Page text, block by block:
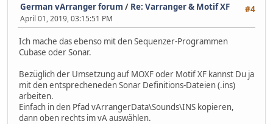
#4
German vArranger forum / Re: Varranger & Motif XF
April 01, 2019, 03:15:51 PM
Ich mache das ebenso mit den Sequenzer-Programmen
Cubase oder Sonar.
Bezüglich der Umsetzung auf MOXF oder Motif XF kannst Du ja
mit den entsprecheneden Sonar Definitions-Dateien (.ins)
arbeiten.
Einfach in den Pfad vArrangerData\Sounds\INS kopieren,
dann oben rechts im vA auswählen.